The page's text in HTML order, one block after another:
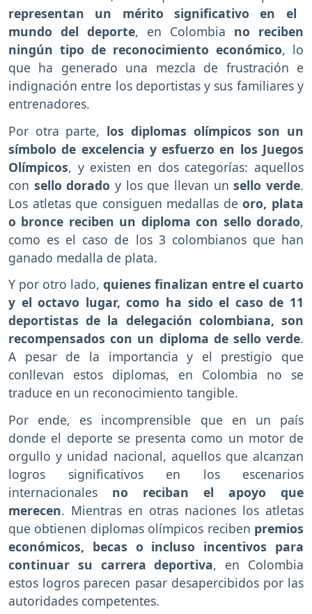
representan un mérito significativo en el
mundo del deporte, en Colombia no reciben
ningún tipo de reconocimiento económico, lo
que ha generado una mezcla de frustración e
indignación entre los deportistas y sus familiares y
entrenadores.
Por otra parte, los diplomas olímpicos son un
símbolo de excelencia y esfuerzo en los Juegos
Olímpicos, y existen en dos categorías: aquellos
con sello dorado y los que llevan un sello verde.
Los atletas que consiguen medallas de oro, plata
o bronce reciben un diploma con sello dorado,
como es el caso de los 3 colombianos que han
ganado medalla de plata.
Y por otro lado, quienes finalizan entre el cuarto
y el octavo lugar, como ha sido el caso de 11
deportistas de la delegación colombiana, son
recompensados con un diploma de sello verde.
A pesar de la importancia y el prestigio que
conllevan estos diplomas, en Colombia no se
traduce en un reconocimiento tangible.
Por ende, es incomprensible que en un país
donde el deporte se presenta como un motor de
orgullo y unidad nacional, aquellos que alcanzan
logros significativos en los escenarios
internacionales no reciban el apoyo que
merecen. Mientras en otras naciones los atletas
que obtienen diplomas olímpicos reciben premios
económicos, becas o incluso incentivos para
continuar su carrera deportiva, en Colombia
estos logros parecen pasar desapercibidos por las
autoridades competentes.